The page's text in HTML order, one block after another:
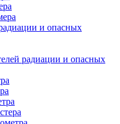
и опасных
радиации и опасных